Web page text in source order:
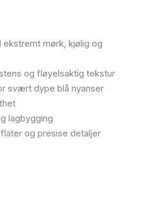
ekstremt mørk, kjølig og
og fløyelsaktig tekstur
svært dype blå nyanser
lagbygging
og presise detaljer